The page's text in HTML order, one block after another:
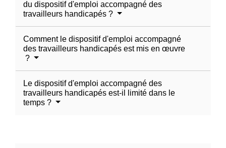
du dispositif d'emploi accompagné des
travailleurs handicapés ?
Comment le dispositif d'emploi accompagné
des travailleurs handicapés est mis en œuvre
?
Le dispositif d'emploi accompagné des
travailleurs handicapés est-il limité dans le
temps ?